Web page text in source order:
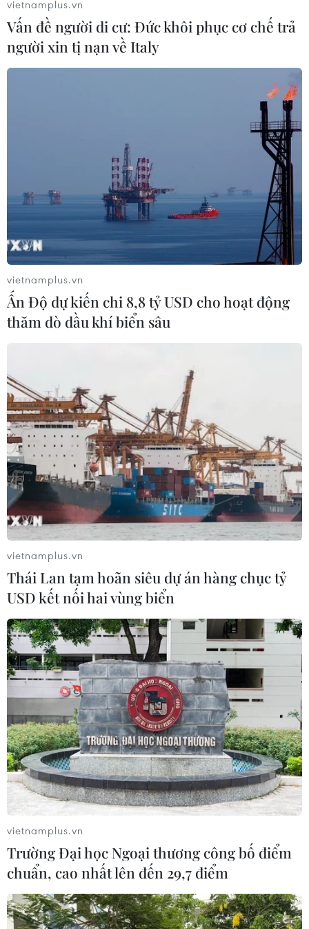
Khởi tố vụ nữ sinh 15 tuổi bị hai người xâm
Ngày 11/9, Cơ quan cảnh sát điều tra Công an thành
phố Thái Bình đã khởi tố vụ án hình sự “Giao cấu hoặc
thực hiện hành vi quan hệ tình dục khác với người từ đủ
13 tuổi đến dưới 16 tuổi.”
vietnamplus.vn
Vấn đề người di cư: Đức khôi phục cơ chế trả
người xin tị nạn về Italy
vietnamplus.vn
Ấn Độ dự kiến chi 8,8 tỷ USD cho hoạt động
thăm dò dầu khí biển sâu
vietnamplus.vn
Thái Lan tạm hoãn siêu dự án hàng chục tỷ
USD kết nối hai vùng biển
vietnamplus.vn
Trường Đại học Ngoại thương công bố điểm
chuẩn, cao nhất lên đến 29,7 điểm